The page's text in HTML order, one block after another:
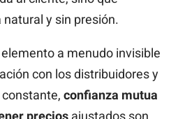
y sin presión.
a menudo invisible
con los distribuidores y
confianza mutua
precios ajustados son